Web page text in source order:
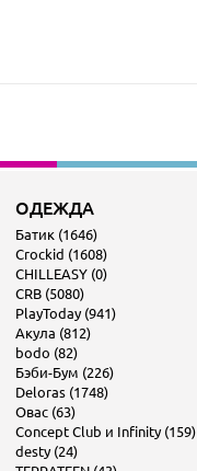
ОДЕЖДА
Батик (1646)
Crockid (1608)
CHILLEASY (0)
CRB (5080)
PlayToday (941)
Акула (812)
bodo (82)
Бэби-Бум (226)
Deloras (1748)
Овас (63)
Concept Club и Infinity (159)
desty (24)